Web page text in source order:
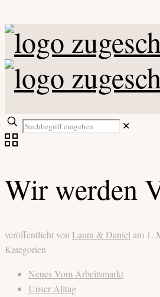
✕
Wir werden
veröffentlicht von Laura & Daniel am 1.
Kategorien
Neues Vom Arbeitsmarkt
Unser Alltag